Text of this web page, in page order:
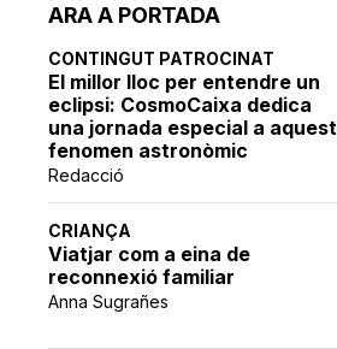
ARA A PORTADA
CONTINGUT PATROCINAT
El millor lloc per entendre un
eclipsi: CosmoCaixa dedica
una jornada especial a aquest
fenomen astronòmic
Redacció
CRIANÇA
Viatjar com a eina de
reconnexió familiar
Anna Sugrañes